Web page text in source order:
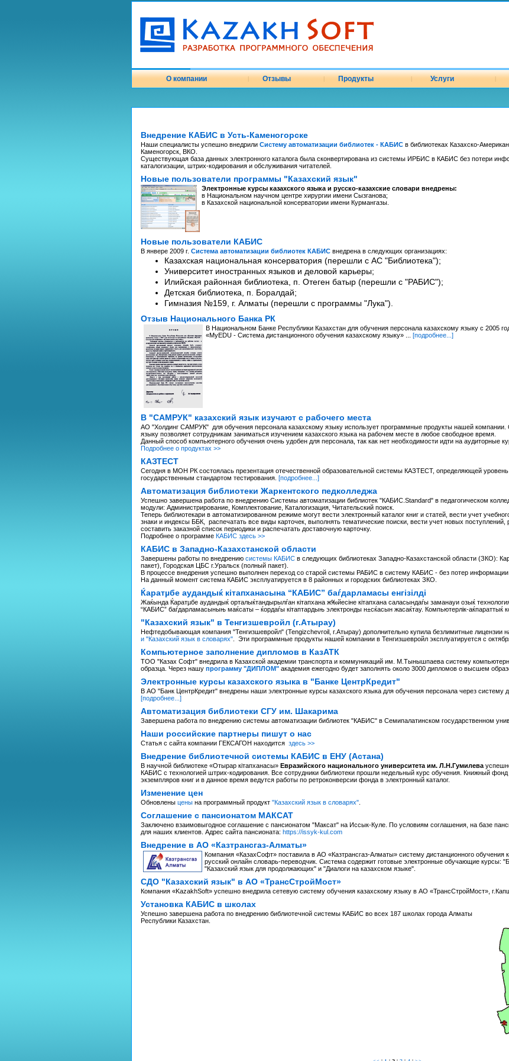
О компании Отзывы Продукты Услуги
Внедрение КАБИС в Усть-Каменогорске
Наши специалисты успешно внедрили Систему автоматизации библиотек - КАБИС в библиотеках Казахско-
Каменогорск, ВКО.
Существующая база данных электронного каталога была сконвертирована из системы ИРБИС в КАБИС без потери
каталогизации, штрих-кодирования и обслуживания читателей.
Новые пользователи программы "Казахский язык"
Электронные курсы казахского языка и русско-казахские словари внедрены:
в Национальном научном центре хирургии имени Сызганова;
в Казахской национальной консерватории имени Курмангазы.
Новые пользователи КАБИС
В янвере 2009 г. Система автоматизации библиотек КАБИС внедрена в следующих организациях:
Казахская национальная консерватория (перешли с АС "Библиотека");
Университет иностранных языков и деловой карьеры;
Илийская районная библиотека, п. Отеген батыр (перешли с "РАБИС");
Детская библиотека, п. Боралдай;
Гимназия №159, г. Алматы (перешли с программы "Лука").
Отзыв Национального Банка РК
В Национальном Банке Республики Казахстан для обучения персонала казахскому языку с 2005
«MyEDU - Система дистанционного обучения казахскому языку» ... [подробнее...]
В "САМРУК" казахский язык изучают с рабочего места
АО "Холдинг САМРУК" для обучения персонала казахскому языку использует программные продукты нашей компании.
языку позволяет сотрудникам заниматься изучением казахского языка на рабочем месте в любое свободное время.
Данный способ компьютерного обучения очень удобен для персонала, так как нет необходимости идти на аудиторные
Подробнее о продуктах >>
КАЗТЕСТ
Сегодня в МОН РК состоялась презентация отечественной образовательной системы КАЗТЕСТ, определяющей уровень
государственным стандартом тестирования. [подробнее...]
Автоматизация библиотеки Жаркентского педколледжа
Успешно завершена работа по внедрению Системы автоматизации библиотек "КАБИС.Standard" в педагогическом
модули: Администрирование, Комплектование, Каталогизация, Читательский поиск.
Теперь библиотекари в автоматизированном режиме могут вести электронный каталог книг и статей, вести учет
знаки и индексы ББК, распечатать все виды карточек, выполнять тематические поиски, вести учет новых поступлений,
составить заказной список периодики и распечатать доставочную карточку.
Подробнее о программе КАБИС здесь >>
КАБИС в Западно-Казахстанской области
Завершены работы по внедрению системы КАБИС в следующих библиотеках Западно-Казахстанской области (ЗКО):
пакет), Городская ЦБС г.Уральск (полный пакет).
В процессе внедрения успешно выполнен переход со старой системы РАБИС в систему КАБИС - без потер информации
На данный момент система КАБИС эксплуатируется в 8 районных и городских библиотеках ЗКО.
Ќаратµбе аудандыќ кітапханасына “КАБИС” баѓдарламасы енгізілді
Жаќында Ќаратµбе аудандыќ орталыќтандырылѓан кітапхана ж‰йесіне кітапхана саласындаѓы заманауи озыќ
“КАБИС” баѓдарламасыныњ маќсаты – ќордаѓы кітаптардыњ электронды н±сќасын жасаќтау. Компьютерлік-аќпараттыќ
"Казахский язык" в Тенгизшевройл (г.Атырау)
Нефтедобывающая компания "Тенгизшевройл" (Tengizchevroil, г.Атырау) дополнительно купила безлимитные лицензии
и "Казахский язык в словарях" . Эти программные продукты нашей компании в Тенгизшевройл эксплуатируется с
Компьютерное заполнение дипломов в КазАТК
ТОО "Казах Софт" внедрила в Казахской академии транспорта и коммуникаций им. М.Тынышпаева систему
образца. Через нашу программу "ДИПЛОМ" академия ежегодно будет заполнять около 3000 дипломов о высшем
Электронные курсы казахского языка в "Банке ЦентрКредит"
В АО "Банк ЦентрКредит" внедрены наши электронные курсы казахского языка для обучения персонала через систему
[подробнее...]
Автоматизация библиотеки СГУ им. Шакарима
Завершена работа по внедрению системы автоматизации библиотек "КАБИС" в Семипалатинском государственном
Наши российские партнеры пишут о нас
Статья с сайта компании ГЕКСАГОН находится здесь >>
Внедрение библиотечной системы КАБИС в ЕНУ (Астана)
В научной библиотеке «Отырар кiтапханасы» Евразийского национального университета им. Л.Н.Гумилева
КАБИС с технологией штрих-кодирования. Все сотрудники библиотеки прошли недельный курс обучения. Книжный фонд
экземпляров книг и в данное время ведутся работы по ретроконверсии фонда в электронный каталог.
Изменение цен
Обновлены цены на программный продукт "Казахский язык в словарях"
Соглашение с пансионатом МАКСАТ
Заключено взаимовыгодное соглашение с пансионатом "Максат" на Иссык-Куле. По условиям соглашения, на базе
для наших клиентов. Адрес сайта пансионата: https://issyk-kul.com
Внедрение в АО «Казтрансгаз-Алматы»
Компания «КазахСофт» поставила в АО «Казтрансгаз-Алматы» систему дистанционного обучения
русский онлайн словарь-переводчик. Система содержит готовые электронные обучающие курсы:
"Казахский язык для продолжающих" и "Диалоги на казахском языке".
СДО "Казахский язык" в АО «ТрансСтройМост»
Компания «KazakhSoft» успешно внедрила сетевую систему обучения казахскому языку в АО «ТрансСтройМост»,
Установка КАБИС в школах
Успешно завершена работа по внедрению библиотечной системы КАБИС во всех 187 школах города Алматы
Республики Казахстан.